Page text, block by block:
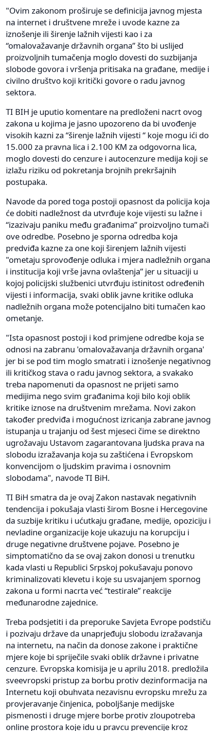
"Ovim zakonom proširuje se definicija javnog mjesta
na internet i društvene mreže i uvode kazne za
iznošenje ili širenje lažnih vijesti kao i za
“omalovažavanje državnih organa” što bi uslijed
proizvoljnih tumačenja moglo dovesti do suzbijanja
slobode govora i vršenja pritisaka na građane, medije i
civilno društvo koji kritički govore o radu javnog
sektora.
TI BIH je uputio komentare na predloženi nacrt ovog
zakona u kojima je jasno upozoreno da bi uvođenje
visokih kazni za “širenje lažnih vijesti “ koje mogu ići do
15.000 za pravna lica i 2.100 KM za odgovorna lica,
moglo dovesti do cenzure i autocenzure medija koji se
izlažu riziku od pokretanja brojnih prekršajnih
postupaka.
Navode da pored toga postoji opasnost da policija koja
će dobiti nadležnost da utvrđuje koje vijesti su lažne i
“izazivaju paniku među građanima” proizvoljno tumači
ove odredbe. Posebno je sporna odredba koja
predviđa kazne za one koji širenjem lažnih vijesti
"ometaju sprovođenje odluka i mjera nadležnih organa
i institucija koji vrše javna ovlaštenja” jer u situaciji u
kojoj policijski službenici utvrđuju istinitost određenih
vijesti i informacija, svaki oblik javne kritike odluka
nadležnih organa može potencijalno biti tumačen kao
ometanje.
"Ista opasnost postoji i kod primjene odredbe koja se
odnosi na zabranu 'omalovažavanja državnih organa'
jer bi se pod tim moglo smatrati i iznošenje negativnog
ili kritičkog stava o radu javnog sektora, a svakako
treba napomenuti da opasnost ne prijeti samo
medijima nego svim građanima koji bilo koji oblik
kritike iznose na društvenim mrežama. Novi zakon
također predviđa i mogućnost izricanja zabrane javnog
istupanja u trajanju od šest mjeseci čime se direktno
ugrožavaju Ustavom zagarantovana ljudska prava na
slobodu izražavanja koja su zaštićena i Evropskom
konvencijom o ljudskim pravima i osnovnim
slobodama", navode TI BiH.
TI BiH smatra da je ovaj Zakon nastavak negativnih
tendencija i pokušaja vlasti širom Bosne i Hercegovine
da suzbije kritiku i ućutkaju građane, medije, opoziciju i
nevladine organizacije koje ukazuju na korupciju i
druge negativne društvene pojave. Posebno je
simptomatično da se ovaj zakon donosi u trenutku
kada vlasti u Republici Srpskoj pokušavaju ponovo
kriminalizovati klevetu i koje su usvajanjem spornog
zakona u formi nacrta već “testirale” reakcije
međunarodne zajednice.
Treba podsjetiti i da preporuke Savjeta Evrope podstiču
i pozivaju države da unaprjeđuju slobodu izražavanja
na internetu, na način da donose zakone i praktične
mjere koje bi spriječile svaki oblik državne i privatne
cenzure. Evropska komisija je u aprilu 2018. predložila
sveevropski pristup za borbu protiv dezinformacija na
Internetu koji obuhvata nezavisnu evropsku mrežu za
provjeravanje činjenica, poboljšanje medijske
pismenosti i druge mjere borbe protiv zloupotreba
online prostora koje idu u pravcu prevencije kroz